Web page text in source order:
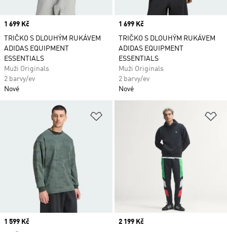
Price
1 699 Kč
TRIČKO S DLOUHÝM RUKÁVEM
ADIDAS EQUIPMENT
ESSENTIALS
Muži Originals
2 barvy/ev
Nové
Price
1 699 Kč
TRIČKO S DLOUHÝM RUKÁVEM
ADIDAS EQUIPMENT
ESSENTIALS
Muži Originals
2 barvy/ev
Nové
Přidat do seznamu přání
Price
1 599 Kč
Price
2 199 Kč